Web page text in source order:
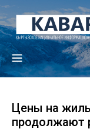
Цены на
продолжают